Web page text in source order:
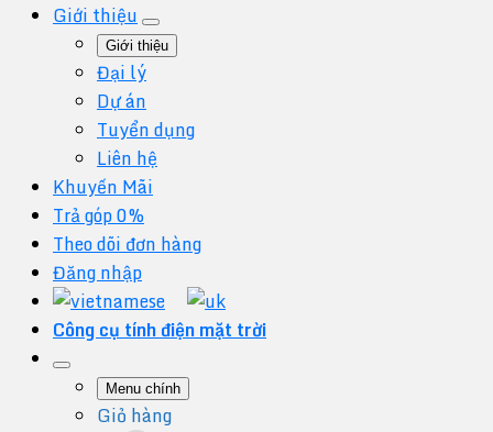
Giới thiệu
Giới thiệu
Đại lý
Dự án
Tuyển dụng
Liên hệ
Khuyến Mãi
Trả góp 0%
Theo dõi đơn hàng
Đăng nhập
Công cụ tính điện mặt trời
Menu chính
Giỏ hàng